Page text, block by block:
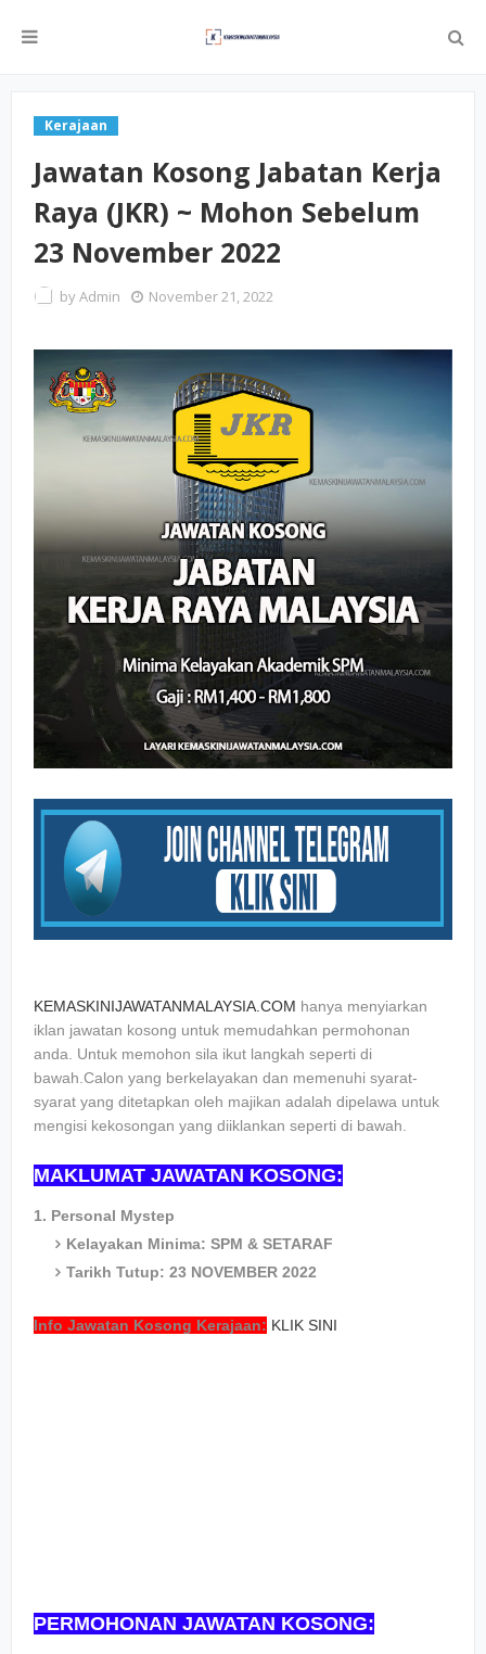
Kerajaan
Jawatan Kosong Jabatan Kerja
Raya (JKR) ~ Mohon Sebelum
23 November 2022
byAdmin November 21, 2022
KEMASKINIJAWATANMALAYSIA.COM hanya menyiarkan
iklan jawatan kosong untuk memudahkan permohonan
anda. Untuk memohon sila ikut langkah seperti di
bawah.Calon yang berkelayakan dan memenuhi syarat-
syarat yang ditetapkan oleh majikan adalah dipelawa untuk
mengisi kekosongan yang diiklankan seperti di bawah.
MAKLUMAT JAWATAN KOSONG:
1. Personal Mystep
Kelayakan Minima: SPM & SETARAF
Tarikh Tutup: 23 NOVEMBER 2022
Info Jawatan Kosong Kerajaan: KLIK SINI
PERMOHONAN JAWATAN KOSONG: